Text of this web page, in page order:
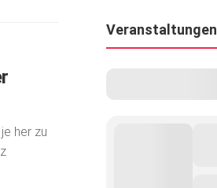
her zu
Veranstaltungen